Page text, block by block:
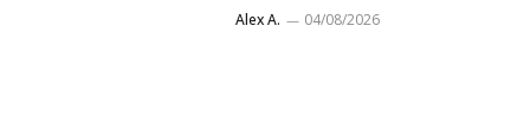
Alex A. 04/08/2026